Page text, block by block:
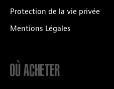
Protection de la vie privée
Mentions Légales
OÙ ACHETER